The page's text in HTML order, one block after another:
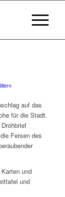
tillern
auf das
für die Stadt.
Fersen des
und
und